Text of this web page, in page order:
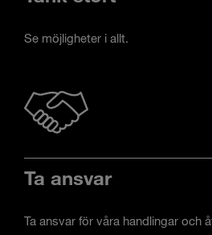
Se möjligheter i allt.
Ta ansvar
Ta ansvar för våra handlingar och